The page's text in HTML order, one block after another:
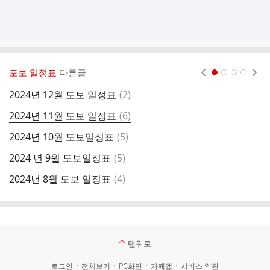
도보 일정표 다른글
2024년 12월 도보 일정표 댓
(2)
2024년 11월 도보 일정표 댓
글
(6)
2024년 10월 도보일정표 댓
(5)
2024 년 9월 도보일정표 댓
(5)
2024년 8월 도보 일정표 댓
(4)
맨위로
로그인 전체보기 PC화면 카페앱 서비스 약관